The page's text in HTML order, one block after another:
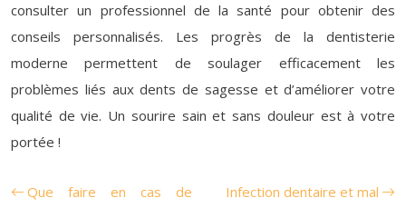
consulter un professionnel de la santé pour obtenir des
conseils personnalisés. Les progrès de la dentisterie
moderne permettent de soulager efficacement les
problèmes liés aux dents de sagesse et d’améliorer votre
qualité de vie. Un sourire sain et sans douleur est à votre
portée !
Que faire en cas de
Infection dentaire et mal